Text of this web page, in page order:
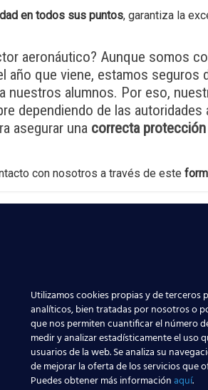
en todos sus puntos, garantiza la
aeronáutico? Aunque somos
año que viene, estamos seguros
nuestros alumnos. Por eso,
dependiendo de las
asegurar una correcta
con nosotros a través de este
Utilizamos cookies propias y de terceros
analíticos, bien tratadas por nosotros o
que nos permiten cuantificar el número
medir y analizar estadísticamente el uso
usuarios de la web. Se analiza su
de mejorar la oferta de los servicios que
Puedes obtener más informaciónaquí.